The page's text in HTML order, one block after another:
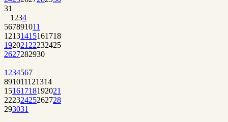
31
1 234
567891011
12131415161718
192021 22232425
2627282930
1 234567
891011121314
15161718192021
22232425262728
293031